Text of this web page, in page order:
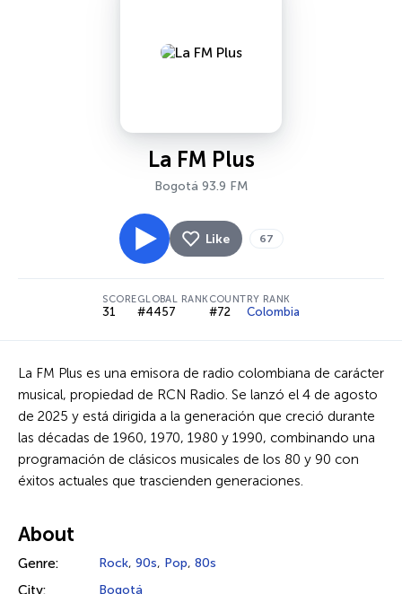
La FM Plus
Bogotá 93.9 FM
Like 67
SCORE
31
GLOBAL RANK
#4457
COUNTRY RANK
#72 Colombia
La FM Plus es una emisora de radio colombiana de carácter
musical, propiedad de RCN Radio. Se lanzó el 4 de agosto
de 2025 y está dirigida a la generación que creció durante
las décadas de 1960, 1970, 1980 y 1990, combinando una
programación de clásicos musicales de los 80 y 90 con
éxitos actuales que trascienden generaciones.
About
Genre: Rock, 90s, Pop, 80s
City: Bogotá